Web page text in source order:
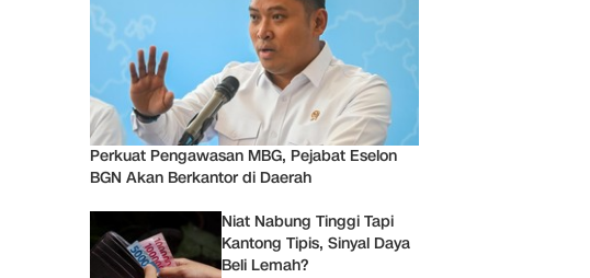
Perkuat Pengawasan MBG, Pejabat Eselon
BGN Akan Berkantor di Daerah
Niat Nabung Tinggi Tapi
Kantong Tipis, Sinyal Daya
Beli Lemah?